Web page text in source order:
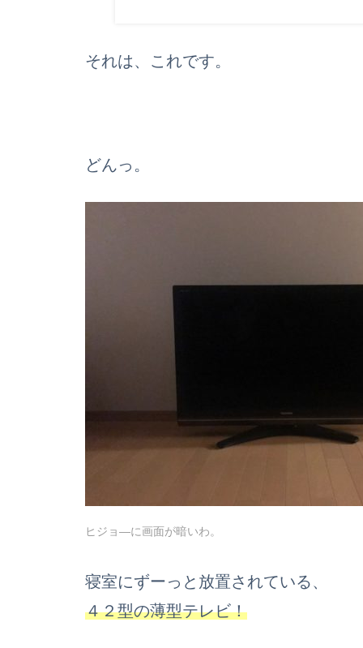
それは、これです。
どんっ。
ヒジョ―に画面が暗いわ。
寝室にずーっと放置されている、
４２型の薄型テレビ！